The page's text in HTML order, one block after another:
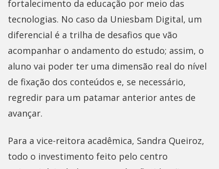
fortalecimento da educação por meio das
tecnologias. No caso da Uniesbam Digital, um
diferencial é a trilha de desafios que vão
acompanhar o andamento do estudo; assim, o
aluno vai poder ter uma dimensão real do nível
de fixação dos conteúdos e, se necessário,
regredir para um patamar anterior antes de
avançar.
Para a vice-reitora acadêmica, Sandra Queiroz,
todo o investimento feito pelo centro